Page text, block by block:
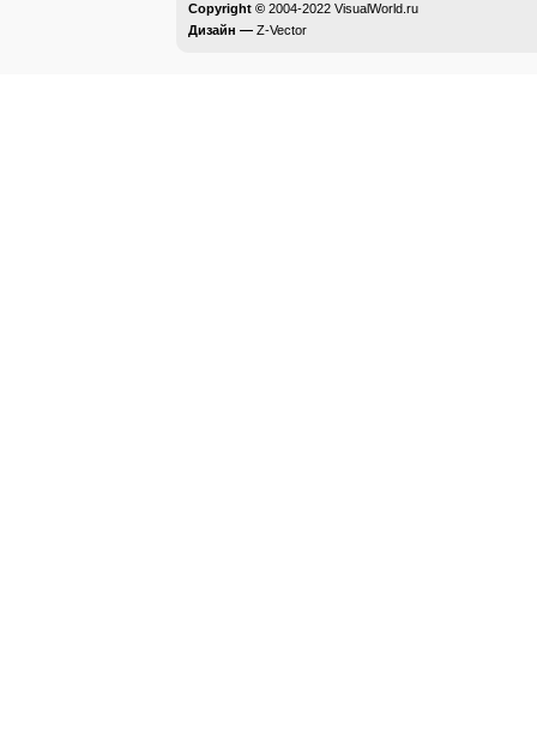
Copyright © 2004-2022 VisualWorld.ru
Дизайн — Z-Vector